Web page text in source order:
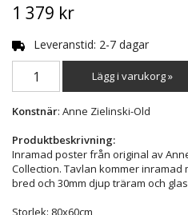
1 379 kr
Leveranstid: 2-7 dagar
Lägg i varukorg »
Konstnär: Anne Zielinski-Old
Produktbeskrivning:
Inramad poster från original av
Collection. Tavlan kommer
bred och 30mm djup träram och
Storlek: 80x60cm